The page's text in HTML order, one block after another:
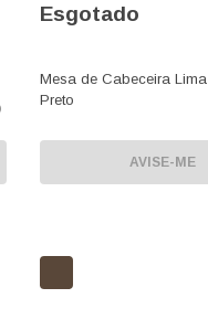
Esgotado
Mesa de Cabeceira Lima
Preto
AVISE-ME